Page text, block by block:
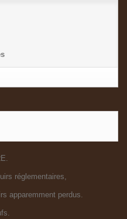
réglementaires,
apparemment perdus.